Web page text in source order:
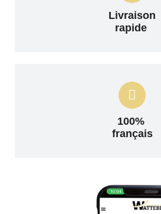
Livraison
rapide
100%
français